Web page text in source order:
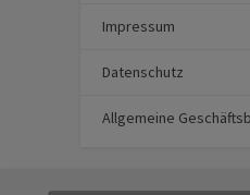
Impressum
Datenschutz
Allgemeine